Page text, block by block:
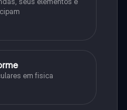
em fisica